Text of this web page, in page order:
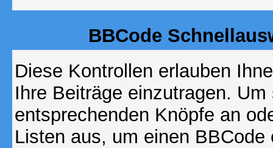
BBCode
Diese Kontrollen erlauben
Ihre Beiträge einzutragen.
entsprechenden Knöpfe an
Listen aus, um einen BBCode